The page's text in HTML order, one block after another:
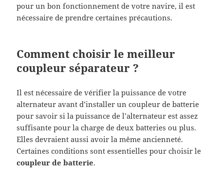
pour un bon fonctionnement de votre navire, il est
nécessaire de prendre certaines précautions.
Comment choisir le meilleur
coupleur séparateur ?
Il est nécessaire de vérifier la puissance de votre
alternateur avant d’installer un coupleur de batterie
pour savoir si la puissance de l’alternateur est assez
suffisante pour la charge de deux batteries ou plus.
Elles devraient aussi avoir la même ancienneté.
Certaines conditions sont essentielles pour choisir le
coupleur de batterie.